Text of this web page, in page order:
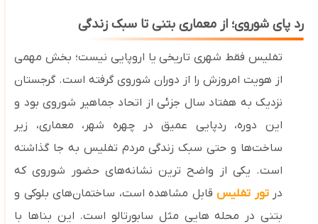
رد پای شوروی؛ از معماری بتنی تا سبک زندگی
تفلیس فقط شهری تاریخی یا اروپایی نیست؛ بخش مهمی
از هویت امروزش را از دوران شوروی گرفته است. گرجستان
نزدیک به هفتاد سال جزئی از اتحاد جماهیر شوروی بود و
این دوره، ردپایی عمیق در چهره شهر، معماری، زیر
ساخت‌ها و حتی سبک زندگی مردم تفلیس به جا گذاشته
است. یکی از واضح‌ ترین نشانه‌های حضور شوروی که
در
تور تفلیسقابل ‌مشاهده ‌است، ساختمان‌های بلوکی و
بتنی در محله ‌هایی مثل سابورتالو است. این بناها با